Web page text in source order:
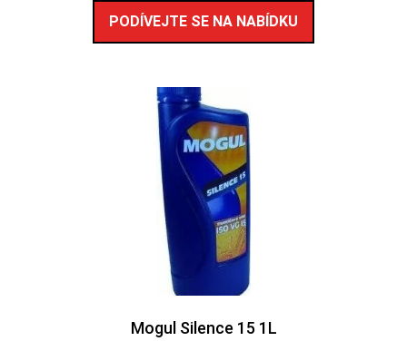
PODÍVEJTE SE NA NABÍDKU
Mogul Silence 15 1L